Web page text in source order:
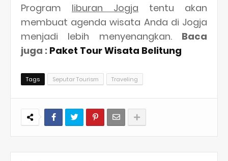
Program liburan Jogja tentu akan
membuat agenda wisata Anda di Jogja
menjadi lebih menyenangkan. Baca
juga : Paket Tour Wisata Belitung
Tags Seputar Tourism Traveling